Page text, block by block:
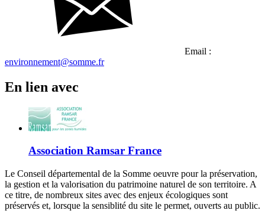
Email :
environnement@somme.fr
En lien avec
Association Ramsar France
Le Conseil départemental de la Somme oeuvre pour la préservation,
la gestion et la valorisation du patrimoine naturel de son territoire. A
ce titre, de nombreux sites avec des enjeux écologiques sont
préservés et, lorsque la sensiblité du site le permet, ouverts au public.